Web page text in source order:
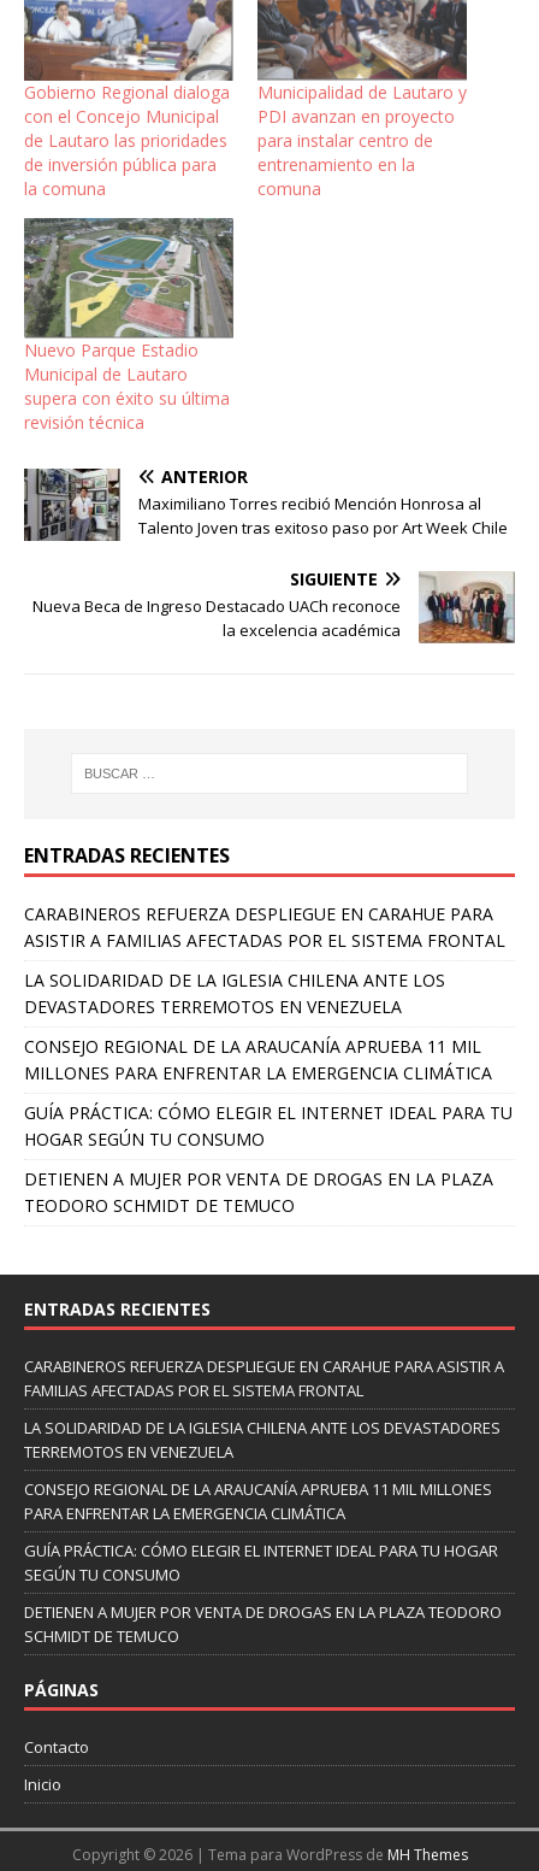
Gobierno Regional dialoga
con el Concejo Municipal
de Lautaro las prioridades
de inversión pública para
la comuna
Municipalidad de Lautaro y
PDI avanzan en proyecto
para instalar centro de
entrenamiento en la
comuna
Nuevo Parque Estadio
Municipal de Lautaro
supera con éxito su última
revisión técnica
ANTERIOR
Maximiliano Torres recibió Mención Honrosa al
Talento Joven tras exitoso paso por Art Week Chile
SIGUIENTE
Nueva Beca de Ingreso Destacado UACh reconoce
la excelencia académica
ENTRADAS RECIENTES
CARABINEROS REFUERZA DESPLIEGUE EN CARAHUE PARA
ASISTIR A FAMILIAS AFECTADAS POR EL SISTEMA FRONTAL
LA SOLIDARIDAD DE LA IGLESIA CHILENA ANTE LOS
DEVASTADORES TERREMOTOS EN VENEZUELA
CONSEJO REGIONAL DE LA ARAUCANÍA APRUEBA 11 MIL
MILLONES PARA ENFRENTAR LA EMERGENCIA CLIMÁTICA
GUÍA PRÁCTICA: CÓMO ELEGIR EL INTERNET IDEAL PARA TU
HOGAR SEGÚN TU CONSUMO
DETIENEN A MUJER POR VENTA DE DROGAS EN LA PLAZA
TEODORO SCHMIDT DE TEMUCO
ENTRADAS RECIENTES
CARABINEROS REFUERZA DESPLIEGUE EN CARAHUE PARA ASISTIR A
FAMILIAS AFECTADAS POR EL SISTEMA FRONTAL
LA SOLIDARIDAD DE LA IGLESIA CHILENA ANTE LOS DEVASTADORES
TERREMOTOS EN VENEZUELA
CONSEJO REGIONAL DE LA ARAUCANÍA APRUEBA 11 MIL MILLONES
PARA ENFRENTAR LA EMERGENCIA CLIMÁTICA
GUÍA PRÁCTICA: CÓMO ELEGIR EL INTERNET IDEAL PARA TU HOGAR
SEGÚN TU CONSUMO
DETIENEN A MUJER POR VENTA DE DROGAS EN LA PLAZA TEODORO
SCHMIDT DE TEMUCO
PÁGINAS
Contacto
Inicio
Copyright © 2026 | Tema para WordPress de MH Themes